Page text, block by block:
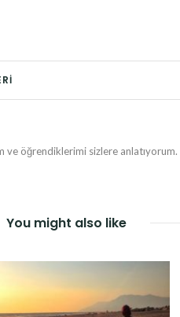
ve öğrendiklerimi sizlere anlatıyorum.
You might also like